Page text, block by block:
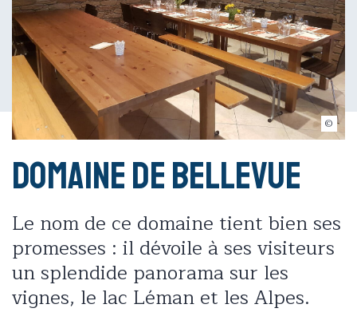
Famille Munier
Domaine de Bellevue
Le nom de ce domaine tient bien ses
promesses : il dévoile à ses visiteurs
un splendide panorama sur les
vignes, le lac Léman et les Alpes.